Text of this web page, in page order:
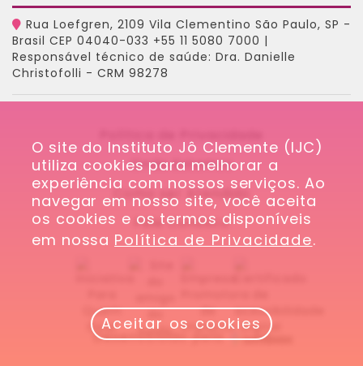
O site do Instituto Jô Clemente (IJC)
utiliza cookies para melhorar a
experiência com nossos serviços. Ao
navegar em nosso site, você aceita
os cookies e os termos disponíveis
em nossa Política de Privacidade.
Aceitar os cookies
Rua Loefgren, 2109 Vila Clementino São Paulo, SP -
Brasil CEP 04040-033 +55 11 5080 7000 |
Responsável técnico de saúde: Dra. Danielle
Christofolli - CRM 98278
Onde Estamos
Como ser Atendido
Fale Conosco
Desenvolvido pela